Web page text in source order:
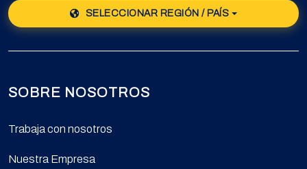
SELECCIONAR REGIÓN / PAÍS
SOBRE NOSOTROS
Trabaja con nosotros
Nuestra Empresa